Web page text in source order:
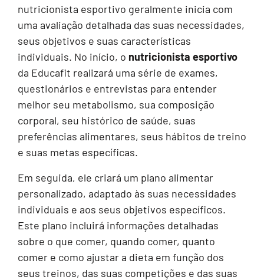
nutricionista esportivo geralmente inicia com
uma avaliação detalhada das suas necessidades,
seus objetivos e suas características
individuais. No início, o nutricionista esportivo
da Educafit realizará uma série de exames,
questionários e entrevistas para entender
melhor seu metabolismo, sua composição
corporal, seu histórico de saúde, suas
preferências alimentares, seus hábitos de treino
e suas metas específicas.
Em seguida, ele criará um plano alimentar
personalizado, adaptado às suas necessidades
individuais e aos seus objetivos específicos.
Este plano incluirá informações detalhadas
sobre o que comer, quando comer, quanto
comer e como ajustar a dieta em função dos
seus treinos, das suas competições e das suas